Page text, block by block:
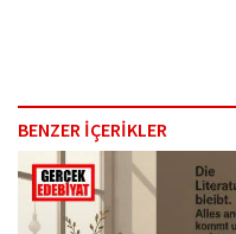
BENZER İÇERİKLER